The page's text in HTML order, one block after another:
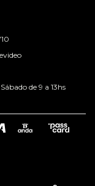
de 9 a 13hs